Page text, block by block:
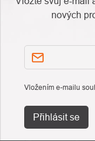
nových
Vložením e-mailu
Přihlásit se